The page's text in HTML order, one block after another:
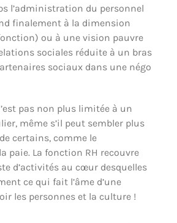
l’administration du personnel
finalement à la dimension
ou à une vision pauvre
sociales réduite à un bras
sociaux dans une négo
pas non plus limitée à un
même s’il peut sembler plus
certains, comme le
paie. La fonction RH recouvre
d’activités au cœur desquelles
ce qui fait l’âme d’une
les personnes et la culture !